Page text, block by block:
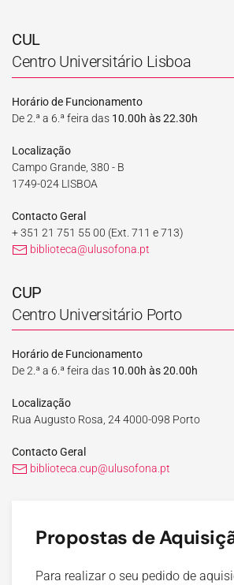
CUL
Centro Universitário Lisboa
Horário de Funcionamento
De 2.ª a 6.ª feira das 10.00h às 22.30h
Localização
Campo Grande, 380 - B
1749-024 LISBOA
Contacto Geral
+ 351 21 751 55 00 (Ext. 711 e 713)
biblioteca@ulusofona.pt
CUP
Centro Universitário Porto
Horário de Funcionamento
De 2.ª a 6.ª feira das 10.00h às 20.00h
Localização
Rua Augusto Rosa, 24 4000-098 Porto
Contacto Geral
biblioteca.cup@ulusofona.pt
Propostas de
Para realizar o seu pedido de